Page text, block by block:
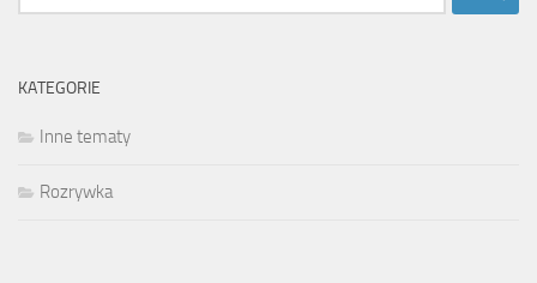
KATEGORIE
Inne tematy
Rozrywka